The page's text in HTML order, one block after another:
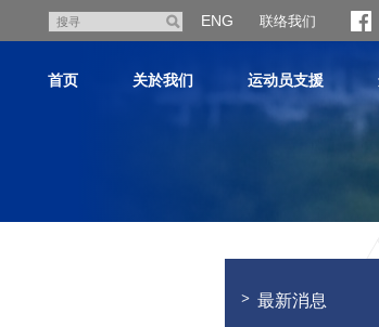
寻
ENG 联络我们
首页 关於我们 运动员支援
最新消息